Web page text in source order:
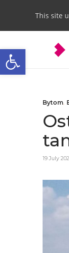
Open toolbar
This site
Bytom,
19 July